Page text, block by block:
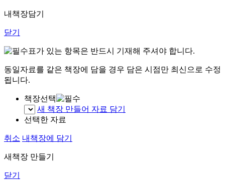
내책장담기
닫기
표가 있는 항목은 반드시 기재해 주셔야 합니다.
동일자료를 같은 책장에 담을 경우 담은 시점만 최신으로 수정
됩니다.
책장선택
새 책장 만들어 자료 담기
선택한 자료
취소 내책장에 담기
새책장 만들기
닫기